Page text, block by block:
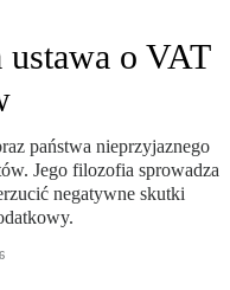
o VAT
państwa nieprzyjaznego
Jego filozofia sprowadza
negatywne skutki